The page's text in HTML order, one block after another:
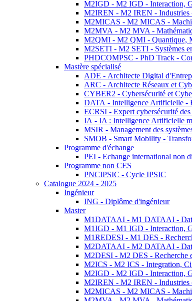
M2IGD - M2 IGD - Interaction,
M2IREN - M2 IREN - Industries
M2MICAS - M2 MICAS -
M2MVA - M2 MVA -
M2QMI - M2 QMI - Quantique,
M2SETI - M2 SETI - Systèmes
PHDCOMPSC - PhD Track -
Mastère spécialisé
ADE - Architecte Digital
ARC - Architecte Réseaux et
CYBER2 - Cybersécurité et
DATA - Intelligence Artificielle -
ECRSI - Expert cybersécurité
IA - IA : Intelligence Artificielle
MSIR - Management des
SMOB - Smart Mobility -
Programme d'échange
PEI - Echange international non
Programme non CES
PNCIPSIC - Cycle IPSIC
Catalogue 2024 - 2025
Ingénieur
ING - Diplôme d'ingénieur
Master
M1DATAAI - M1 DATAAI -
M1IGD - M1 IGD - Interaction,
M1REDESI - M1 DES -
M2DATAAI - M2 DATAAI -
M2DESI - M2 DES - Recherche
M2ICS - M2 ICS - Integration,
M2IGD - M2 IGD - Interaction,
M2IREN - M2 IREN - Industries
M2MICAS - M2 MICAS -